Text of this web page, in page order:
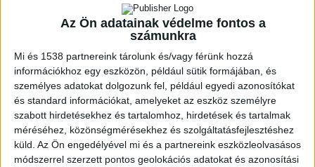
Az Ön adatainak védelme fontos a
számunkra
Mi és 1538 partnereink tárolunk és/vagy férünk hozzá
információkhoz egy eszközön, például sütik formájában, és
személyes adatokat dolgozunk fel, például egyedi azonosítókat
és standard információkat, amelyeket az eszköz személyre
szabott hirdetésekhez és tartalomhoz, hirdetések és tartalmak
méréséhez, közönségmérésekhez és szolgáltatásfejlesztéshez
küld. Az Ön engedélyével mi és a partnereink eszközleolvasásos
módszerrel szerzett pontos geolokációs adatokat és azonosítási
KISGYEREK A CUKORKABOLTBAN
ZENE
ZENE
A legfrissebb megjelenések első kézből!